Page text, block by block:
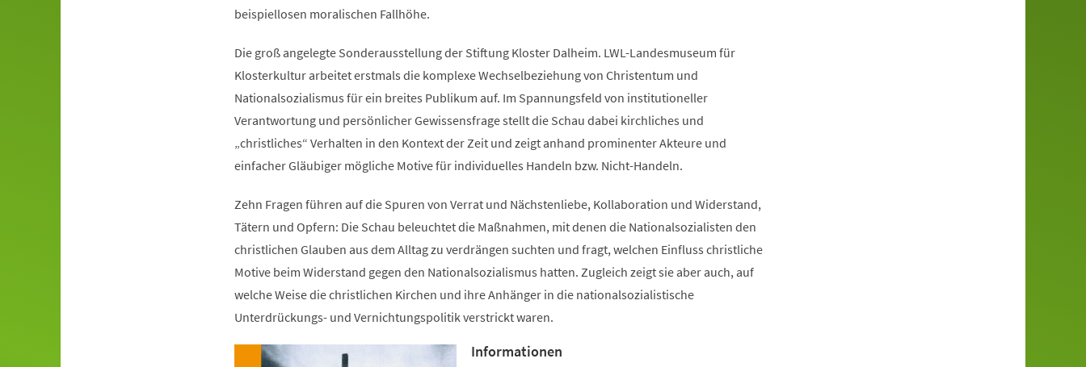
beispiellosen moralischen Fallhöhe.
Die groß angelegte Sonderausstellung der Stiftung Kloster Dalheim. LWL-Landesmuseum für
Klosterkultur arbeitet erstmals die komplexe Wechselbeziehung von Christentum und
Nationalsozialismus für ein breites Publikum auf. Im Spannungsfeld von institutioneller
Verantwortung und persönlicher Gewissensfrage stellt die Schau dabei kirchliches und
„christliches“ Verhalten in den Kontext der Zeit und zeigt anhand prominenter Akteure und
einfacher Gläubiger mögliche Motive für individuelles Handeln bzw. Nicht-Handeln.
Zehn Fragen führen auf die Spuren von Verrat und Nächstenliebe, Kollaboration und Widerstand,
Tätern und Opfern: Die Schau beleuchtet die Maßnahmen, mit denen die Nationalsozialisten den
christlichen Glauben aus dem Alltag zu verdrängen suchten und fragt, welchen Einfluss christliche
Motive beim Widerstand gegen den Nationalsozialismus hatten. Zugleich zeigt sie aber auch, auf
welche Weise die christlichen Kirchen und ihre Anhänger in die nationalsozialistische
Unterdrückungs- und Vernichtungspolitik verstrickt waren.
Informationen